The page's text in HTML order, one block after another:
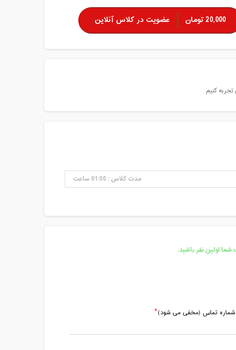
20,000 تومان عضویت در کلاس آنلاین
کنیم
مدت کلاس : 01:00 ساعت
اولین نفر باشید.
شماره تماس (مخفی می شود)